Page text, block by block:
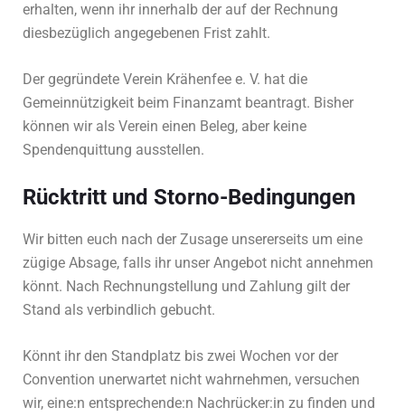
erhalten, wenn ihr innerhalb der auf der Rechnung
diesbezüglich angegebenen Frist zahlt.
Der gegründete Verein Krähenfee e. V. hat die
Gemeinnützigkeit beim Finanzamt beantragt. Bisher
können wir als Verein einen Beleg, aber keine
Spendenquittung ausstellen.
Rücktritt und Storno-Bedingungen
Wir bitten euch nach der Zusage unsererseits um eine
zügige Absage, falls ihr unser Angebot nicht annehmen
könnt. Nach Rechnungstellung und Zahlung gilt der
Stand als verbindlich gebucht.
Könnt ihr den Standplatz bis zwei Wochen vor der
Convention unerwartet nicht wahrnehmen, versuchen
wir, eine:n entsprechende:n Nachrücker:in zu finden und